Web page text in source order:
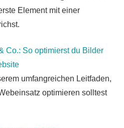
Element mit einer
Co.: So optimierst du Bilder
umfangreichen Leitfaden,
optimieren solltest